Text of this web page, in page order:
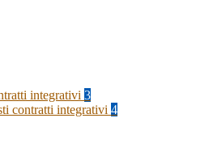
integrativi 3
contratti integrativi 4